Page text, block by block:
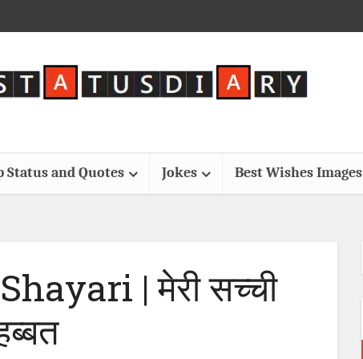
Status and Quotes Jokes Best Wishes Images
| मेरी सच्ची